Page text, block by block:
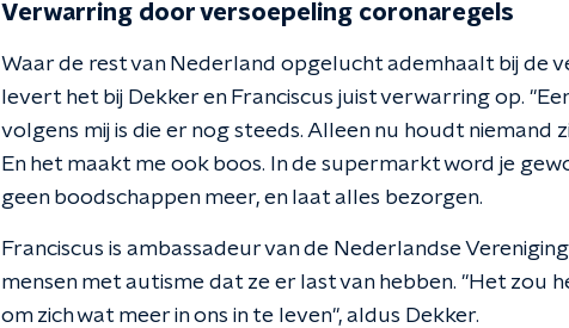
Verwarring door versoepeling coronaregels
Waar de rest van Nederland opgelucht ademhaalt bij de
levert het bij Dekker en Franciscus juist verwarring op.
volgens mij is die er nog steeds. Alleen nu houdt niemand
En het maakt me ook boos. In de supermarkt word je
geen boodschappen meer, en laat alles bezorgen.
Franciscus is ambassadeur van de Nederlandse
mensen met autisme dat ze er last van hebben. "Het zou
om zich wat meer in ons in te leven", aldus Dekker.